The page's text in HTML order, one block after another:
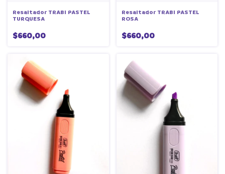
Resaltador TRABI PASTEL
TURQUESA
$660,00
Resaltador TRABI PASTEL
ROSA
$660,00